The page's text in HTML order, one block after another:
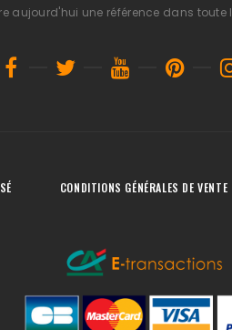
aujourd'hui une référence dans toute
CONDITIONS GÉNÉRALES DE VENTE